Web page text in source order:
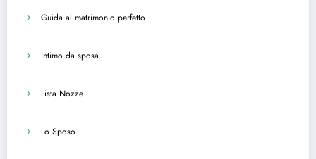
Guida al matrimonio perfetto
intimo da sposa
Lista Nozze
Lo Sposo